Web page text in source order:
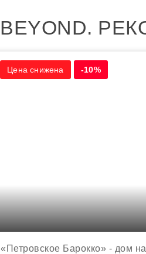
BEYOND.
Цена снижена -10%
«Петровское Барокко» - дом